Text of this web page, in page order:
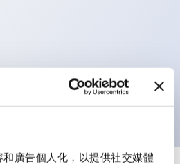
廣告個人化，以提供社交媒體
性的彈子鎖結構
）